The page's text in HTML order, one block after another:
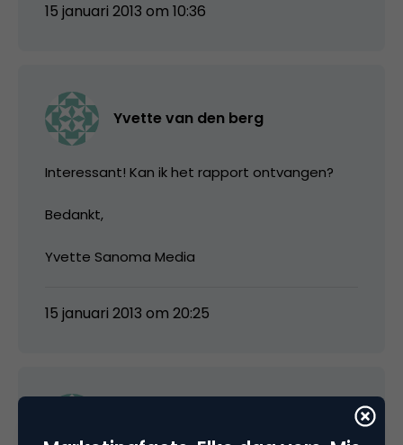
15 januari 2013 om 10:36
Yvette van den berg
Interessant! Kan ik het rapport ontvangen?
Bedankt,
Yvette Sanoma Media
15 januari 2013 om 20:25